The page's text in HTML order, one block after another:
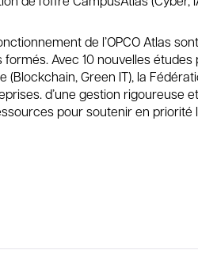
de l’OPCO Atlas
Avec 10 nouvelles
(Blockchain, Green IT), la
d’une gestion rigoureuse
pour soutenir en priorité